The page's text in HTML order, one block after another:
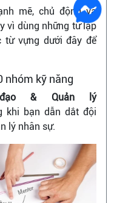
mẽ, chủ động và
vì dùng những từ lặp
từ vựng dưới đây để
nhóm kỹ năng
& Quản lý
khi bạn dẫn dắt đội
lý nhân sự.